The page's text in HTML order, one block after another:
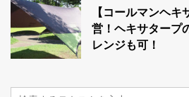
【コールマンヘ
営！ヘキサタープ
レンジも可！